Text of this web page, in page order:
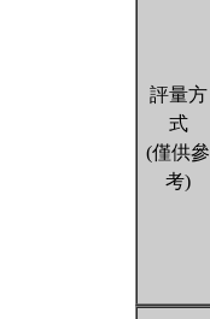
評量方
式
(僅供參
考)